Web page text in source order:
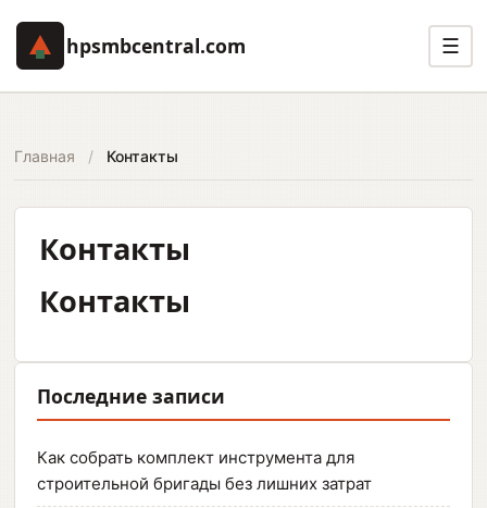
hpsmbcentral.com ☰
Главная / Контакты
Контакты
Контакты
Последние записи
Как собрать комплект инструмента для
строительной бригады без лишних затрат